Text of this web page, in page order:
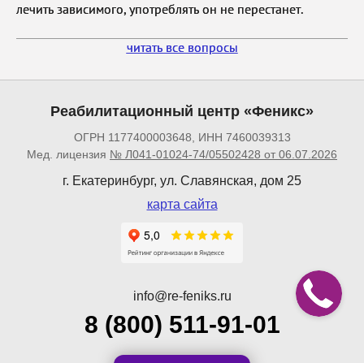
лечить зависимого, употреблять он не перестанет.
читать все вопросы
Реабилитационный центр «Феникс»
ОГРН 1177400003648, ИНН 7460039313
Мед. лицензия № Л041-01024-74/05502428 от 06.07.2026
г. Екатеринбург, ул. Славянская, дом 25
карта сайта
info@re-feniks.ru
8 (800) 511-91-01